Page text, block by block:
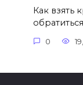
Как взять
обратиться
0